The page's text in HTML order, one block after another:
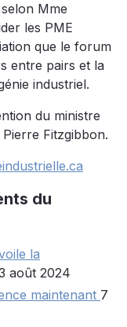
Mme
les PME
que le forum
entre pairs et la
industriel.
du ministre
Pierre Fitzgibbon.
du
la
août 2024
maintenant 7